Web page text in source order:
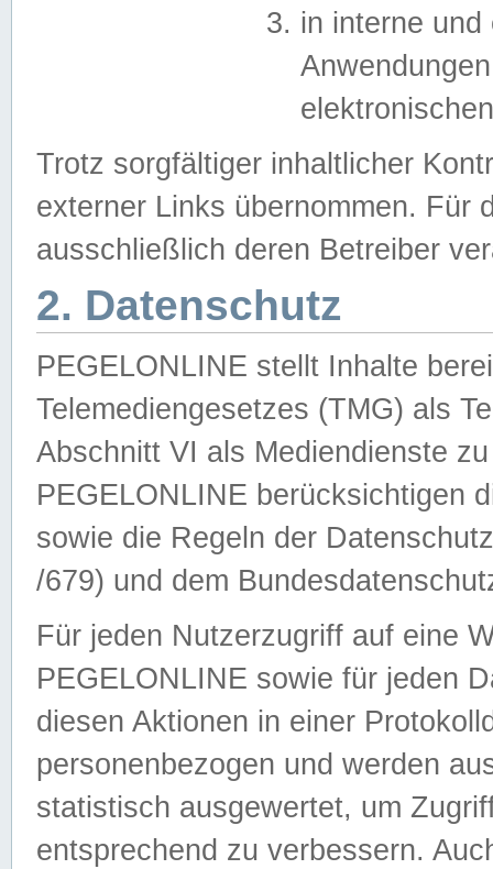
in interne
Trotz sorgfältiger inhaltlicher
externer Links übernommen. Für
ausschließlich deren Betreiber
2. Datenschutz
PEGELONLINE stellt Inhalte
Telemediengesetzes (TMG) als
Abschnitt VI als Mediendienste
PEGELONLINE berücksichtigen
sowie die Regeln der
/679) und dem
Für jeden Nutzerzugriff auf eine
PEGELONLINE sowie für jeden
diesen Aktionen in einer
personenbezogen und werden
statistisch ausgewertet, um
entsprechend zu verbessern.